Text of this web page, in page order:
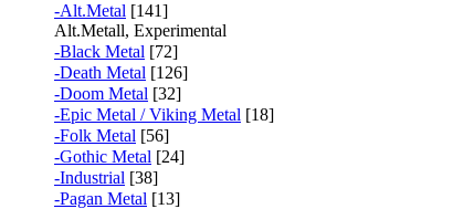
-Alt.Metal [141]
Alt.Metall, Experimental
-Black Metal [72]
-Death Metal [126]
-Doom Metal [32]
-Epic Metal / Viking Metal [18]
-Folk Metal [56]
-Gothic Metal [24]
-Industrial [38]
-Pagan Metal [13]